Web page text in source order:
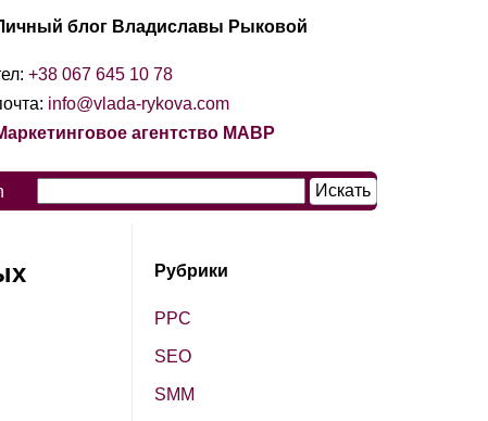
блог Владиславы Рыковой
+38 067 645 10 78
info@vlada-rykova.com
агентство МАВР
Рубрики
PPC
SЕО
SМM